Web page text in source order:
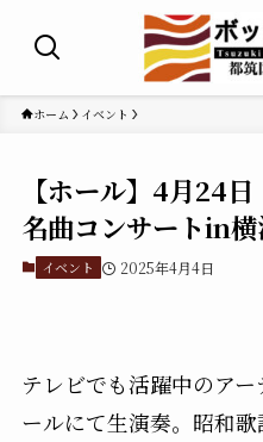
ホーム イベント
【ホール】4月24日
名曲コンサートin
イベント 2025年4月4日
テレビでも活躍中のア
ールにて生演奏。昭和